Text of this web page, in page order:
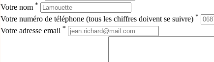
Votre nom *
Votre numéro de téléphone (tous les chiffres doivent se suivre) *
Votre adresse email *